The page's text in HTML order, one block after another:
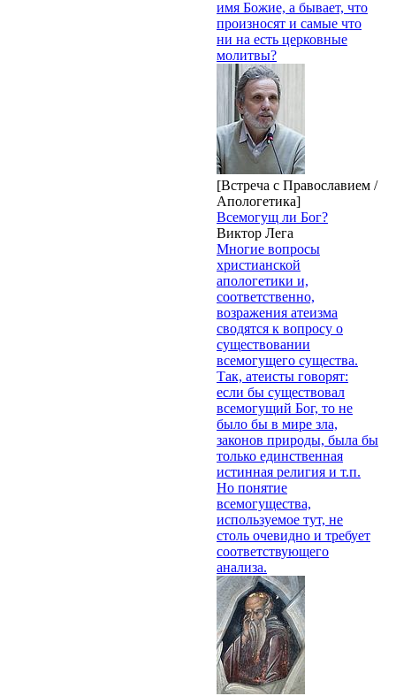
имя Божие, а бывает, что
произносят и самые что
ни на есть церковные
молитвы?
[Встреча с Православием /
Апологетика]
Всемогущ ли Бог?
Виктор Лега
Многие вопросы
христианской
апологетики и,
соответственно,
возражения атеизма
сводятся к вопросу о
существовании
всемогущего существа.
Так, атеисты говорят:
если бы существовал
всемогущий Бог, то не
было бы в мире зла,
законов природы, была бы
только единственная
истинная религия и т.п.
Но понятие
всемогущества,
используемое тут, не
столь очевидно и требует
соответствующего
анализа.